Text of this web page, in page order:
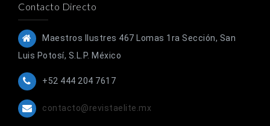
Contacto Directo
Maestros Ilustres 467 Lomas 1ra Sección, San
Luis Potosí, S.L.P. México
+52 444 204 7617
contacto@revistaelite.mx